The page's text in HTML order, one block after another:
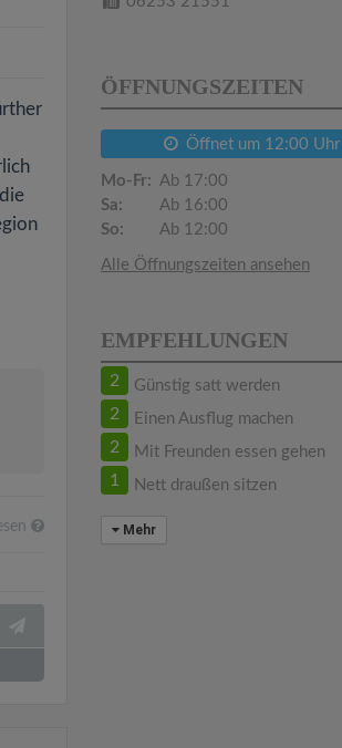
ÖFFNUNGSZEITEN
Öffnet um 12:00 Uhr
Mo-Fr: Ab 17:00
Sa:
Ab 16:00
So:
Ab 12:00
Alle Öffnungszeiten ansehen
EMPFEHLUNGEN
2 Günstig satt werden
2 Einen Ausflug machen
2 Mit Freunden essen gehen
1 Nett draußen sitzen
Mehr